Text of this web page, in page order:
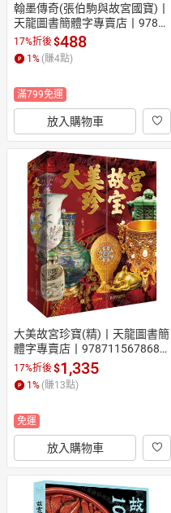
翰墨傳奇(張伯駒與故宮國寶)丨
天龍圖書簡體字專賣店丨97875
55914471 (tl2604)
17%折後$488
1 % (賺4點)
滿799免運
放入購物車
大美故宮珍寶(精)丨天龍圖書簡
體字專賣店丨9787115678683
(tl2605)
17%折後$1,335
1% (賺13點)
免運
放入購物車